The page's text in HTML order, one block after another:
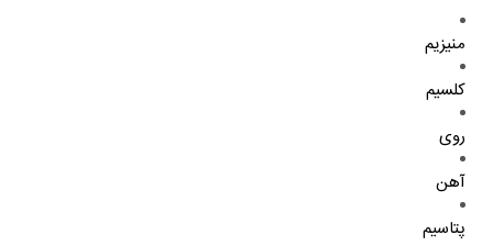
منیزیم
کلسیم
روی
آهن
پتاسیم